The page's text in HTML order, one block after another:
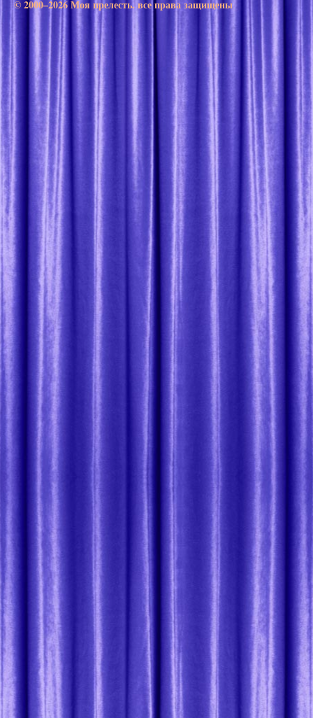
© 2000–2026 Моя прелесть. все права защищены